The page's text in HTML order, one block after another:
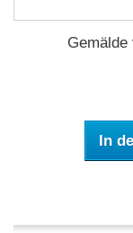
In